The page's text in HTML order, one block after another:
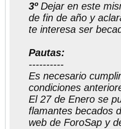
3ºDejar en este
de fin de año y
te interesa ser
Pautas:
----------
Es necesario
condiciones
El 27 de Enero se
flamantes becados
web de ForoSap y